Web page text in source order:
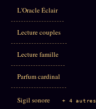
L'Oracle Éclair
Lecture couples
Lecture famille
Parfum cardinal
Sigil sonore + 4 autres